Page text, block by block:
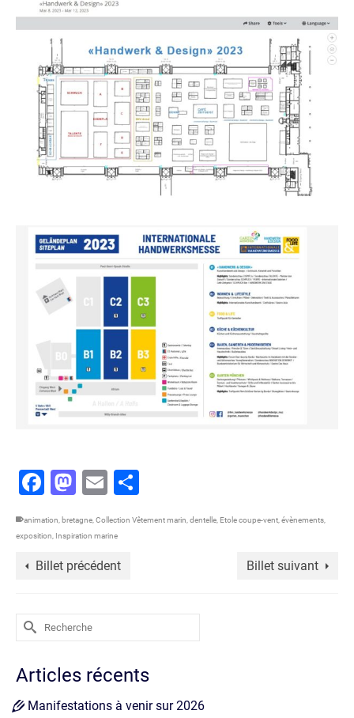
Facebook
Mastodon
Email
animation bretagne Collection Vêtement marin dentelle Etole coupe-vent évènements
exposition Inspiration marine
Billet précédent Billet suivant
Rechercher :
Articles récents
Manifestations à venir sur 2026